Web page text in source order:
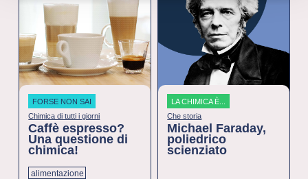
FORSE NON SAI
Chimica di tutti i giorni
Caffè espresso?
Una questione di
chimica!
alimentazione
LA CHIMICA È...
Che storia
Michael Faraday,
poliedrico
scienziato